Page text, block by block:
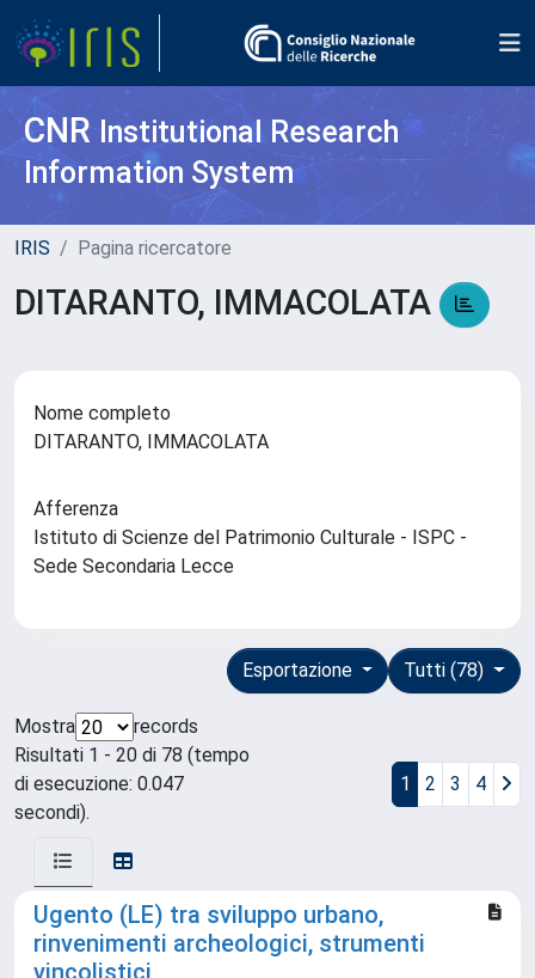
CNR Institutional Research
Information System
IRIS Pagina ricercatore
DITARANTO, IMMACOLATA
Nome completo
DITARANTO, IMMACOLATA
Afferenza
Istituto di Scienze del Patrimonio Culturale - ISPC -
Sede Secondaria Lecce
Tutti (78)
Esportazione
Mostra
records
Risultati 1 - 20 di 78 (tempo
di esecuzione: 0.047
secondi).
1 2 3 4
Ugento (LE) tra sviluppo urbano,
rinvenimenti archeologici, strumenti